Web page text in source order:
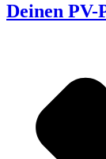
Deinen PV-